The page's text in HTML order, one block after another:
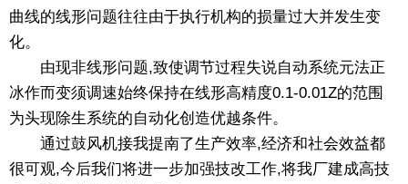
曲线的线形问题往往由于执行机构的损量过大并发生变
化。
由现非线形问题,致使调节过程失说自动系统元法正
冰作而变须调速始终保持在线形高精度0.1-0.01Z的范围
为头现除生系统的自动化创造优越条件。
通过鼓风机接我提南了生产效率,经济和社会效益都
很可观,今后我们将进一步加强技改工作,将我厂建成高技